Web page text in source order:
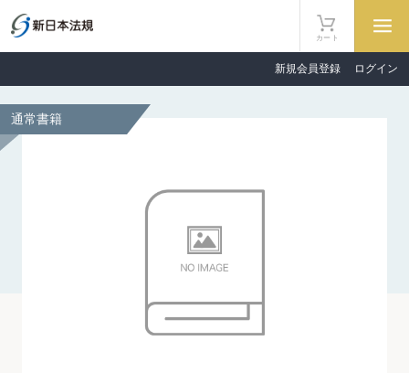
新規会員登録 ログイン
カート
通常書籍